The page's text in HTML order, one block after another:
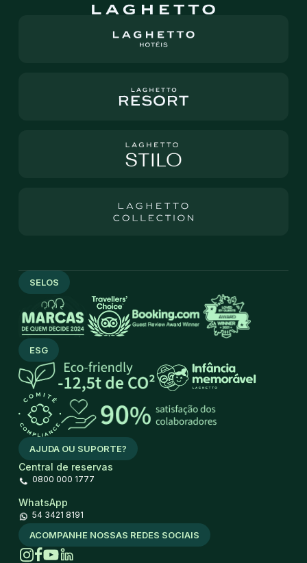
AJUDA OU SUPORTE?
Central de reservas
0800 000 1777
WhatsApp
54 3421 8191
SELOS
ESG
ACOMPANHE NOSSAS REDES SOCIAIS